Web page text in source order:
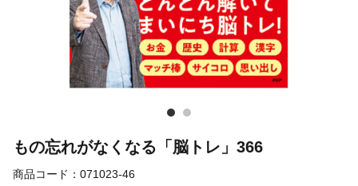
もの忘れがなくなる「脳トレ」366
商品コード： 071023-46